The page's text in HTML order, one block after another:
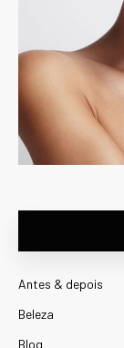
Antes & depois
Beleza
Blog